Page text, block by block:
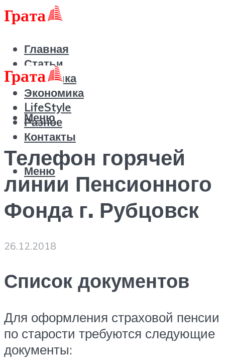
Главная
Статьи
Политика
Экономика
LifeStyle
Разное
Контакты
Меню
Меню
Телефон горячей
линии Пенсионного
Фонда г. Рубцовск
26.12.2018
Список документов
Для оформления страховой пенсии
по старости требуются следующие
документы: